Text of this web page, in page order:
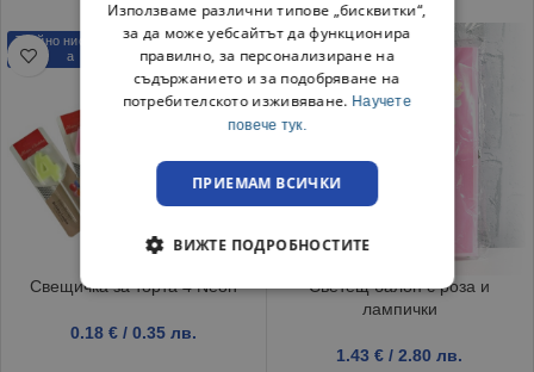
Трайно ниска цен
а
Свещичка за торта 4 Neon
0.18 € / 0.35 лв.
Трайно ниска цен
а
Светещ балон с роза и
лампички
1.43 € / 2.80 лв.
Използваме различни типове „бисквитки“,
за да може уебсайтът да функционира
правилно, за персонализиране на
съдържанието и за подобряване на
потребителското изживяване. Научете
повече тук.
ПРИЕМАМ ВСИЧКИ
ВИЖТЕ ПОДРОБНОСТИТЕ